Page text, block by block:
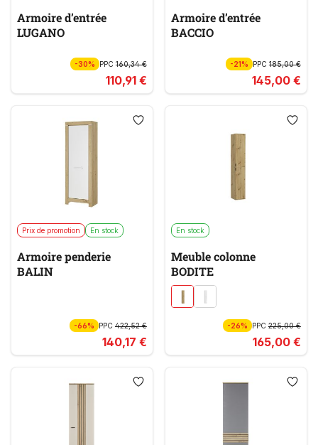
Armoire d’entrée
LUGANO
-30% PPC 160,34 €
110,91 €
Armoire d’entrée
BACCIO
-21% PPC185,00 €
145,00 €
Prix de promotion En stock
Armoire penderie
BALIN
-66% PPC 422,52 €
140,17 €
En stock
Meuble colonne
BODITE
-26% PPC225,00 €
165,00 €